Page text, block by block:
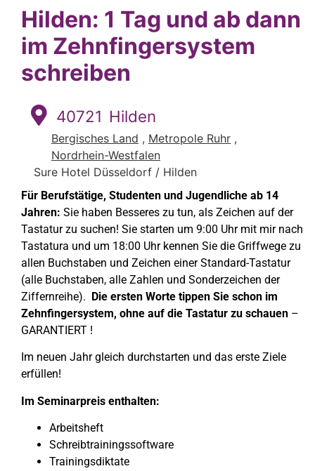
Hilden: 1 Tag und ab dann
im Zehnfingersystem
schreiben
40721 Hilden
Bergisches Land , Metropole Ruhr ,
Nordrhein-Westfalen
Sure Hotel Düsseldorf / Hilden
Für Berufstätige, Studenten und Jugendliche ab 14
Jahren: Sie haben Besseres zu tun, als Zeichen auf der
Tastatur zu suchen! Sie starten um 9:00 Uhr mit mir nach
Tastatura und um 18:00 Uhr kennen Sie die Griffwege zu
allen Buchstaben und Zeichen einer Standard-Tastatur
(alle Buchstaben, alle Zahlen und Sonderzeichen der
Ziffernreihe). Die ersten Worte tippen Sie schon im
Zehnfingersystem, ohne auf die Tastatur zu schauen –
GARANTIERT !
Im neuen Jahr gleich durchstarten und das erste Ziele
erfüllen!
Im Seminarpreis enthalten:
Arbeitsheft
Schreibtrainingssoftware
Trainingsdiktate